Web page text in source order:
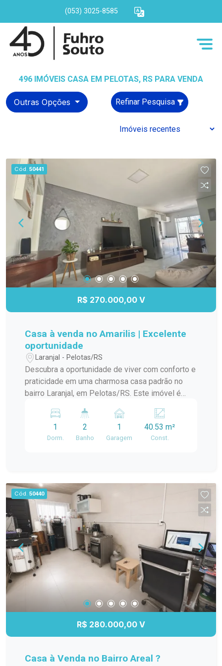
(053) 3025-8585
496 IMÓVEIS CASA EM PELOTAS, RS PARA VENDA
Outras Opções Refinar Pesquisa
Cód. 50441
R$ 270.000,00 V
Casa à venda no Amarilis | Excelente
oportunidade
Laranjal - Pelotas/RS
Descubra a oportunidade de viver com conforto e
praticidade em uma charmosa casa padrão no
bairro Laranjal, em Pelotas/RS. Este imóvel é
bem localizado. A casa conta com amplos
ambientes, proporcionando uma ótima circulação
e iluminação natural. A sala de estar é perfeita
confortável, garantindo noites tranquilas.
Externamente, o imóvel dispõe de um quintal que
pode ser aproveitado para lazer ou jardinagem,
além de uma área gourmet e de garagem para
proteger seu veículo. A localização é um dos
pontos fortes, com fácil acesso a comércios,
escolas e transporte público, tornando o dia a dia
mais prático. Não perca a chance de conhecer
essa excelente opção de moradia. Entre em
1
Dorm.
2
Banho
1
Garagem
40.53 m²
Const.
Cód. 50440
R$ 280.000,00 V
Casa à Venda no Bairro Areal ?